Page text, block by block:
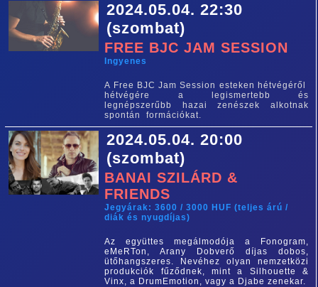
2024.05.04. 22:30
(szombat)
FREE BJC JAM SESSION
Ingyenes
A Free BJC Jam Session esteken hétvégéről
hétvégére a legismertebb és
legnépszerűbb hazai zenészek alkotnak
spontán formációkat.
2024.05.04. 20:00
(szombat)
BANAI SZILÁRD &
FRIENDS
Jegyárak: 3600 / 3000 HUF (teljes árú /
diák és nyugdíjas)
Az együttes megálmodója a Fonogram,
eMeRTon, Arany Dobverő díjas dobos,
ütőhangszeres. Nevéhez olyan nemzetközi
produkciók fűződnek, mint a Silhouette &
Vinx, a DrumEmotion, vagy a Djabe zenekar.